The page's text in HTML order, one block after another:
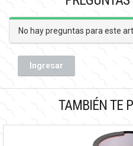
No hay preguntas para este
Ingresar
TAMBIÉN TE